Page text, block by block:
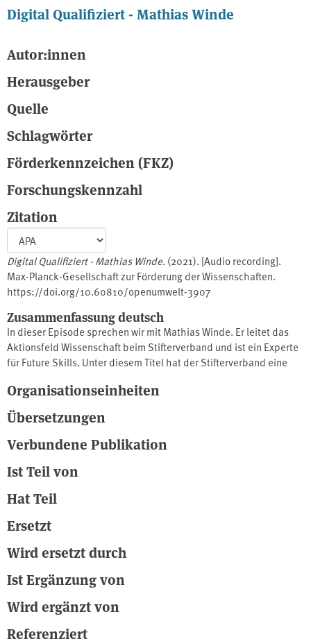
Digital Qualifiziert - Mathias Winde
Autor:innen
Herausgeber
Quelle
Schlagwörter
Förderkennzeichen (FKZ)
Forschungskennzahl
Zitation
Digital Qualifiziert - Mathias Winde. (2021). [Audio recording].
Max-Planck-Gesellschaft zur Förderung der Wissenschaften.
https://doi.org/10.60810/openumwelt-3907
Zusammenfassung deutsch
In dieser Episode sprechen wir mit Mathias Winde. Er leitet das
Aktionsfeld Wissenschaft beim Stifterverband und ist ein Experte
für Future Skills. Unter diesem Titel hat der Stifterverband eine
digitalen Kompetenzen zu verbessern. Gehen wir also gemeinsam
den Fragen nach, warum Skills besser sind als Fähigkeiten, wie
die Pandemiebedingungen die Anforderungen der Unternehmen
verändert haben und welche Schlagzeilen in 5 Jahren zu lesen
sind. Quelle: www.soundcloud.com
Organisationseinheiten
Übersetzungen
Verbundene Publikation
Ist Teil von
Hat Teil
Ersetzt
Wird ersetzt durch
Ist Ergänzung von
Wird ergänzt von
Referenziert